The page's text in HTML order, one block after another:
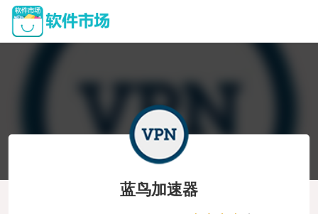
蓝鸟加速器